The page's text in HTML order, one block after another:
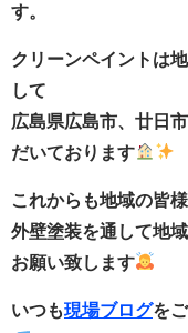
す。
クリーンペイントは
して
広島県広島市、廿日
だいております
これからも地域の皆
外壁塗装を通して地
お願い致します
いつも現場ブログを